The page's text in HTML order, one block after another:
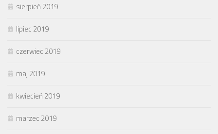
sierpień 2019
lipiec 2019
czerwiec 2019
maj 2019
kwiecień 2019
marzec 2019